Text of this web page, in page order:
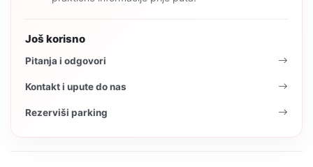
Još korisno
Pitanja i odgovori
Kontakt i upute do nas
Rezerviši parking